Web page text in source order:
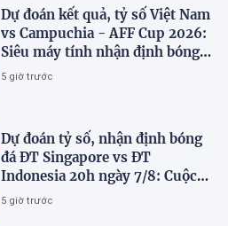
Dự đoán kết quả, tỷ số Việt Nam
vs Campuchia - AFF Cup 2026:
Siêu máy tính nhận định bóng
đá hôm nay
5 giờ trước
Dự đoán tỷ số, nhận định bóng
đá ĐT Singapore vs ĐT
Indonesia 20h ngày 7/8: Cuộc
chiến sống còn
5 giờ trước